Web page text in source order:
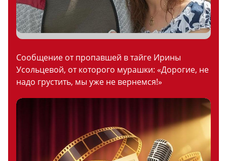
Сообщение от пропавшей в тайге Ирины
Усольцевой, от которого мурашки: «Дорогие, не
надо грустить, мы уже не вернемся!»